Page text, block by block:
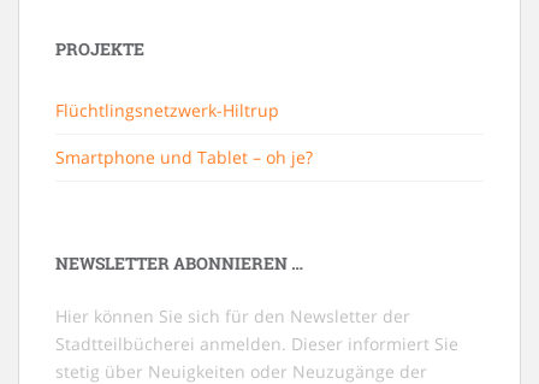
PROJEKTE
Flüchtlingsnetzwerk-Hiltrup
Smartphone und Tablet – oh je?
NEWSLETTER ABONNIEREN …
Hier können Sie sich für den Newsletter der
Stadtteilbücherei anmelden. Dieser informiert Sie
stetig über Neuigkeiten oder Neuzugänge der